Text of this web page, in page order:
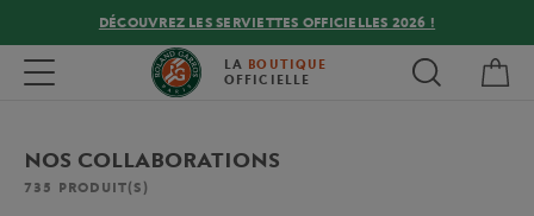
DÉCOUVREZ LES SERVIETTES OFFICIELLES 2026 !
Toggle navigation LA BOUTIQUE
OFFICIELLE
NOS COLLABORATIONS
735 PRODUIT(S)